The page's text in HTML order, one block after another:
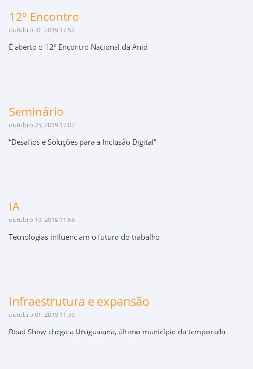
12º Encontro
outubro 31, 2019 17:52
É aberto o 12º Encontro Nacional da Anid
Seminário
outubro 25, 2019 17:02
“Desafios e Soluções para a Inclusão Digital”
IA
outubro 10, 2019 11:56
Tecnologias influenciam o futuro do trabalho
Infraestrutura e expansão
outubro 01, 2019 11:56
Road Show chega a Uruguaiana, último município da temporada